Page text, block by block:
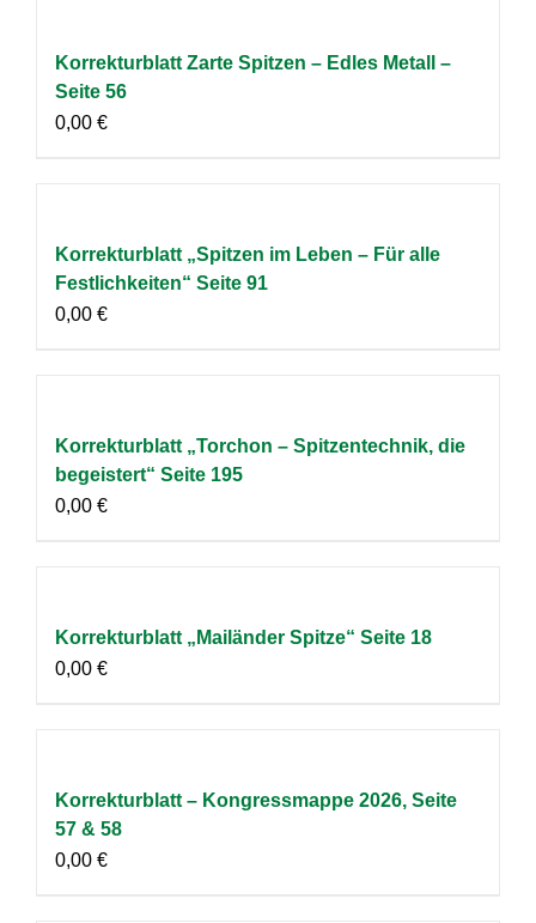
Korrekturblatt Zarte Spitzen – Edles Metall –
Seite 56
0,00 €
Korrekturblatt „Spitzen im Leben – Für alle
Festlichkeiten“ Seite 91
0,00 €
Korrekturblatt „Torchon – Spitzentechnik, die
begeistert“ Seite 195
0,00 €
Korrekturblatt „Mailänder Spitze“ Seite 18
0,00 €
Korrekturblatt – Kongressmappe 2026, Seite
57 & 58
0,00 €